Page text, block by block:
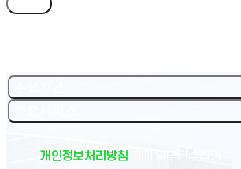
개인정보처리방침